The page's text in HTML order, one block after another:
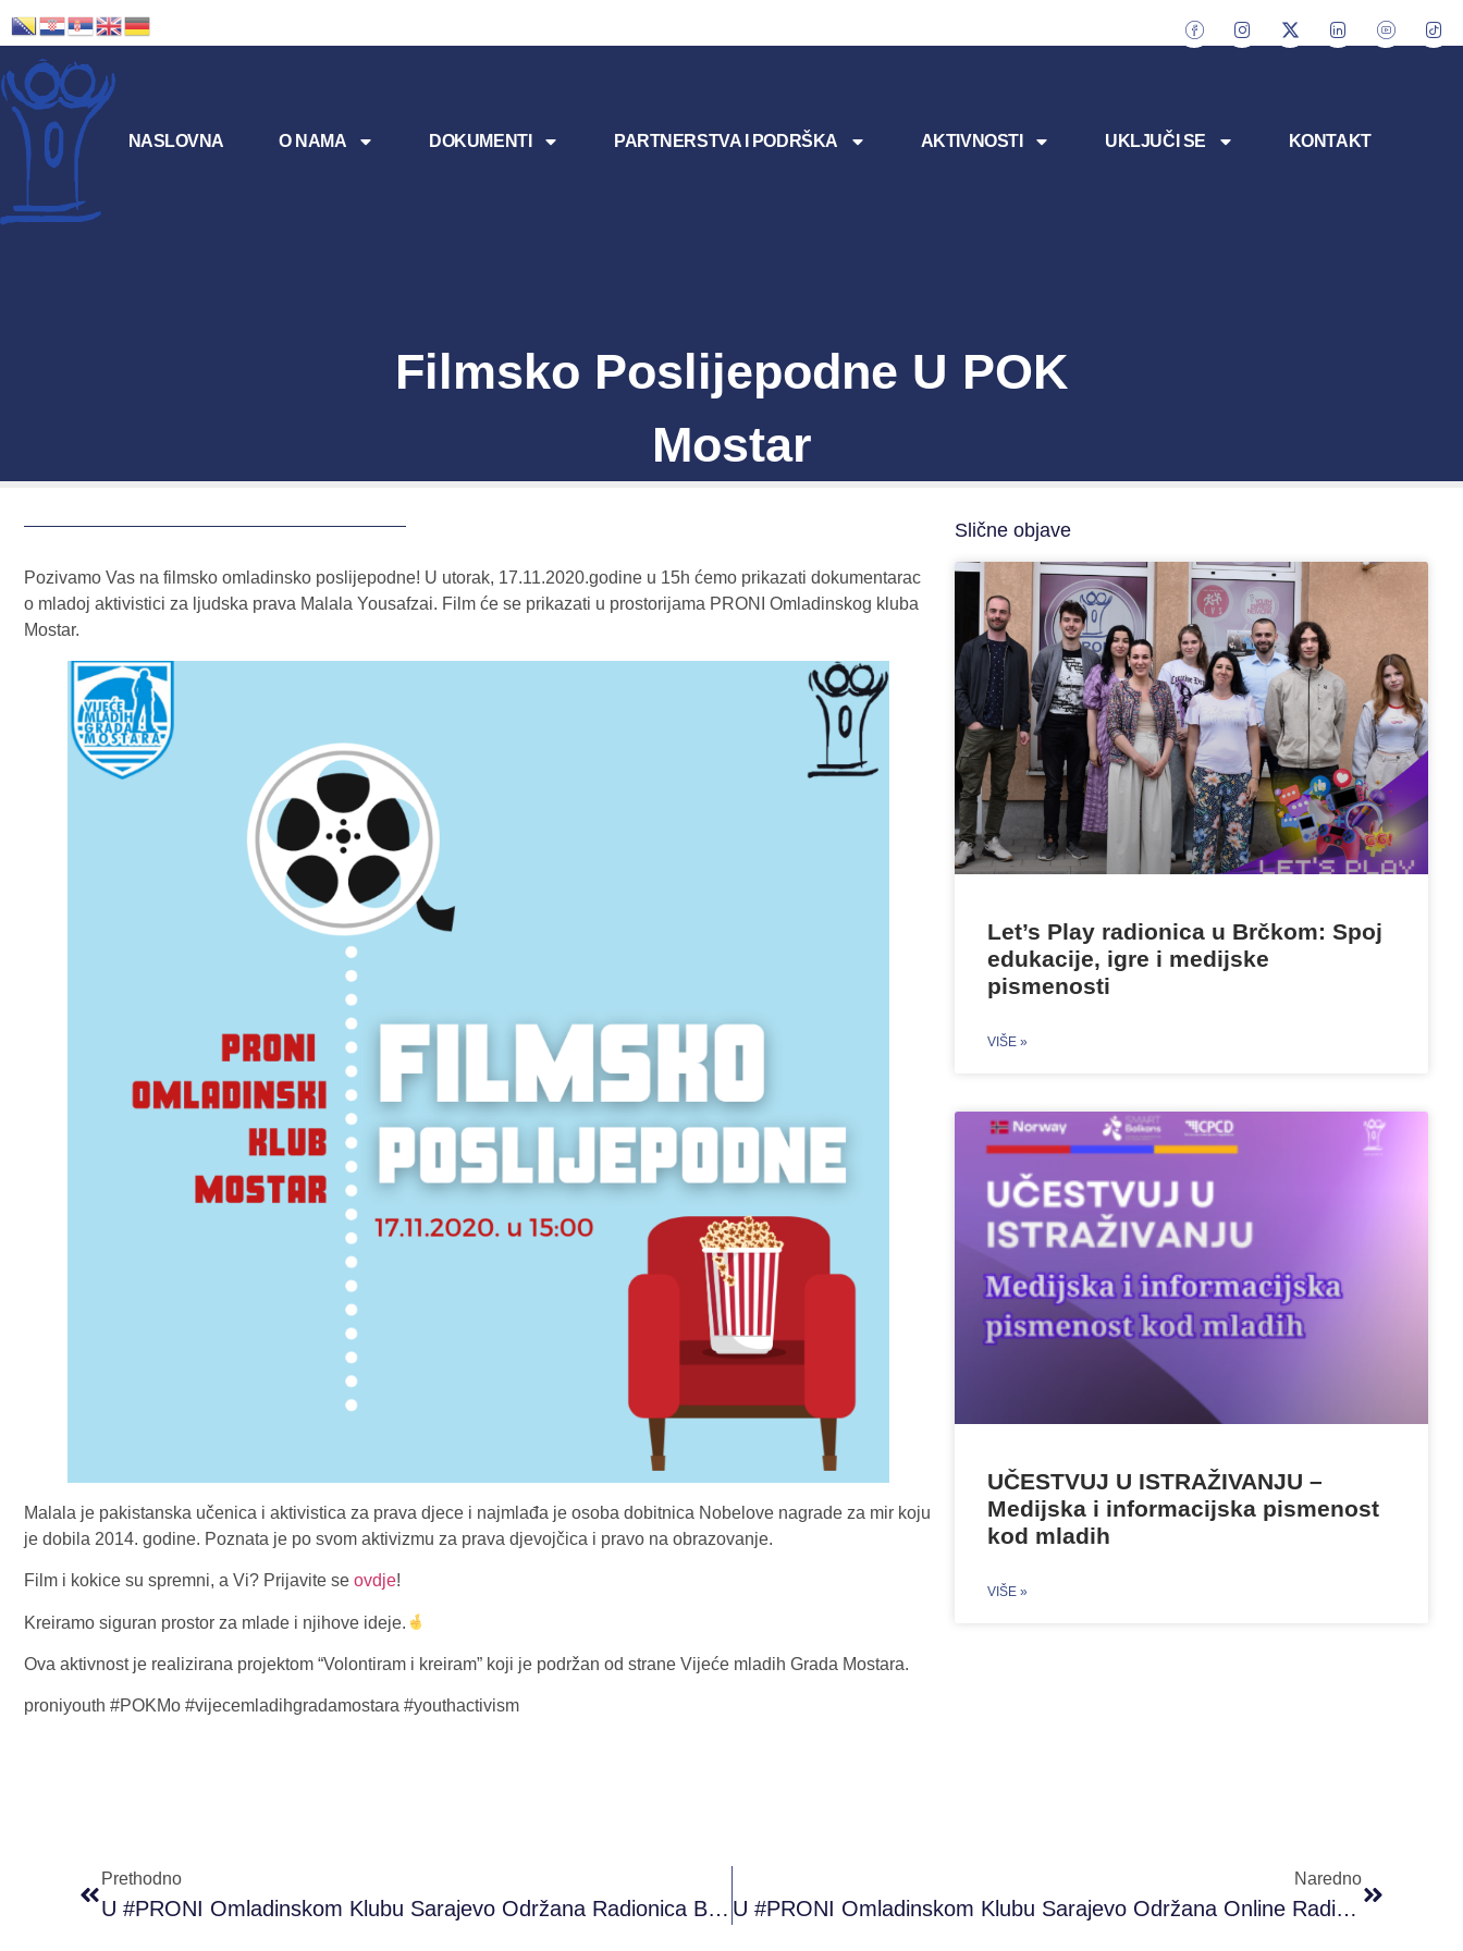
NASLOVNA O NAMA DOKUMENTI PARTNERSTVA I PODRŠKA AKTIVNOSTI UKLJUČI SE KONTAKT
Filmsko Poslijepodne U POK
Mostar
Pozivamo Vas na filmsko omladinsko poslijepodne! U utorak, 17.11.2020.godine u 15h ćemo prikazati dokumentarac
o mladoj aktivistici za ljudska prava Malala Yousafzai. Film će se prikazati u prostorijama PRONI Omladinskog kluba
Mostar.
Malala je pakistanska učenica i aktivistica za prava djece i najmlađa je osoba dobitnica Nobelove nagrade za mir koju
je dobila 2014. godine. Poznata je po svom aktivizmu za prava djevojčica i pravo na obrazovanje.
Film i kokice su spremni, a Vi? Prijavite se ovdje!
Kreiramo siguran prostor za mlade i njihove ideje.
Ova aktivnost je realizirana projektom “Volontiram i kreiram” koji je podržan od strane Vijeće mladih Grada Mostara.
proniyouth #POKMo #vijecemladihgradamostara #youthactivism
Slične objave
Let’s Play radionica u Brčkom: Spoj
edukacije, igre i medijske
pismenosti
VIŠE »
UČESTVUJ U ISTRAŽIVANJU –
Medijska i informacijska pismenost
kod mladih
VIŠE »
Prethodno
U #PRONI Omladinskom Klubu Sarajevo Održana Radionica Bonjour France
Naredno
U #PRONI Omladinskom Klubu Sarajevo Održana Online Radionica Digitalni Marketing